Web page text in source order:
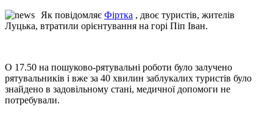
Як повідомляє Фіртка , двоє туристів, жителів
Луцька, втратили орієнтування на горі Піп Іван.
О 17.50 на пошуково-рятувальні роботи було залучено
рятувальників і вже за 40 хвилин заблукалих туристів було
знайдено в задовільному стані, медичної допомоги не
потребували.